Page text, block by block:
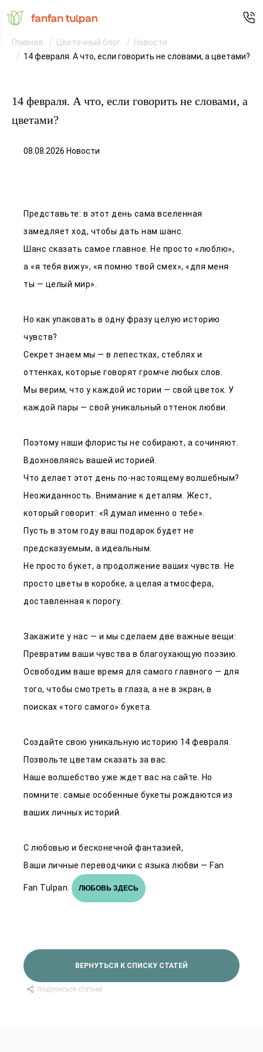
Главная Цветочный блог
Новости
14 февраля. А что, если говорить не словами, а цветами?
14 февраля. А что, если говорить не словами, а
цветами?
08.08.2026 Новости
Представьте: в этот день сама вселенная
замедляет ход, чтобы дать нам шанс.
Шанс сказать самое главное. Не просто «люблю»,
а «я тебя вижу», «я помню твой смех», «для меня
ты — целый мир».
Но как упаковать в одну фразу целую историю
чувств?
Секрет знаем мы — в лепестках, стеблях и
оттенках, которые говорят громче любых слов.
Мы верим, что у каждой истории — свой цветок. У
каждой пары — свой уникальный оттенок любви.
Поэтому наши флористы не собирают, а сочиняют.
Вдохновляясь вашей историей.
Что делает этот день по-настоящему волшебным?
Неожиданность. Внимание к деталям. Жест,
который говорит: «Я думал именно о тебе».
Пусть в этом году ваш подарок будет не
предсказуемым, а идеальным.
Не просто букет, а продолжение ваших чувств. Не
просто цветы в коробке, а целая атмосфера,
доставленная к порогу.
Закажите у нас — и мы сделаем две важные вещи:
Превратим ваши чувства в благоухающую поэзию.
Освободим ваше время для самого главного — для
того, чтобы смотреть в глаза, а не в экран, в
поисках «того самого» букета.
Создайте свою уникальную историю 14 февраля.
Позвольте цветам сказать за вас.
Наше волшебство уже ждет вас на сайте. Но
помните: самые особенные букеты рождаются из
ваших личных историй.
С любовью и бесконечной фантазией,
Ваши личные переводчики с языка любви — Fan
Fan Tulpan. ЛЮБОВЬ ЗДЕСЬ
ВЕРНУТЬСЯ К СПИСКУ СТАТЕЙ
поделиться статьей